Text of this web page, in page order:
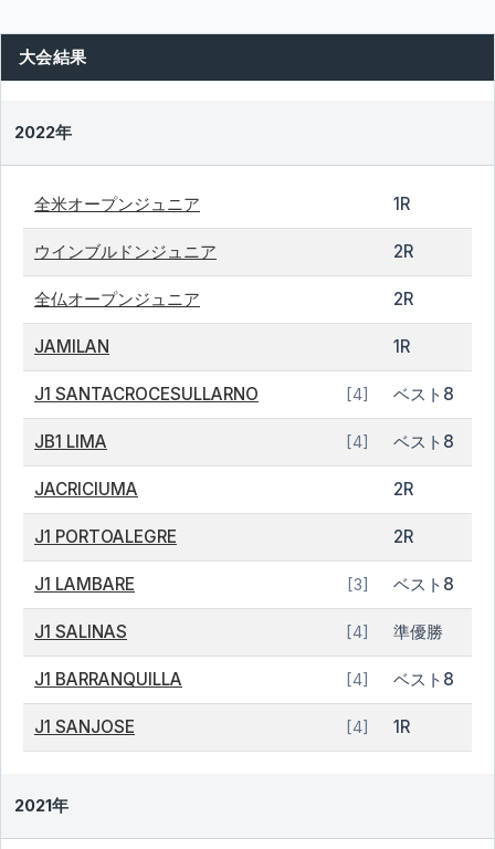
大会結果
2022年
全米オープンジュニア 1R
ウインブルドンジュニア 2R
全仏オープンジュニア 2R
JAMILAN 1R
J1 SANTACROCESULLARNO [4] ベスト8
JB1 LIMA [4] ベスト8
JACRICIUMA 2R
J1 PORTOALEGRE 2R
J1 LAMBARE [3] ベスト8
J1 SALINAS [4] 準優勝
J1 BARRANQUILLA [4] ベスト8
J1 SANJOSE [4] 1R
2021年